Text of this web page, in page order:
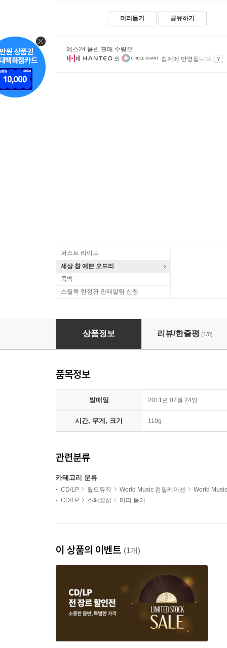
미리듣기 공유하기
예스24 음반 판매 수량은
와
집계에 반영됩니다.
퍼스트 라이드
세상 참 예쁜 오드리
룩백
스틸북 한정판 판매알림 신청
떠돌이별 임의진의 기차 여행: Train Travel
상품정보 리뷰/한줄평 (1/0)
품목정보
발매일 2011년 02월 24일
시간, 무게, 크기 110g
관련분류
카테고리 분류
CD/LP 월드뮤직 World Music 컴필레이션
World
CD/LP
스페셜샵 미리 듣기
이 상품의 이벤트 (1개)